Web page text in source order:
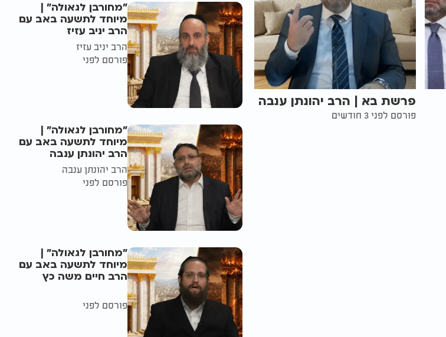
פרשת בא | הרב יהונתן ענבה
פורסם לפני 3 חודשים
"מחורבן לגאולה" |
מיוחד לתשעה באב עם
הרב יניב עזיז
הרב יניב עזיז
פורסם לפני
"מחורבן לגאולה" |
מיוחד לתשעה באב עם
הרב יהונתן ענבה
הרב יהונתן ענבה
פורסם לפני
"מחורבן לגאולה" |
מיוחד לתשעה באב עם
הרב חיים משה כץ
פורסם לפני